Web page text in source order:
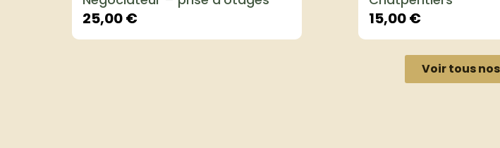
25,00€ 15,00€
Voir tous